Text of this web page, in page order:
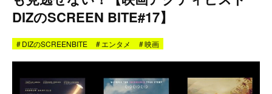
DIZのSCREEN BITE#17】
#DIZのSCREENBITE #エンタメ #映画